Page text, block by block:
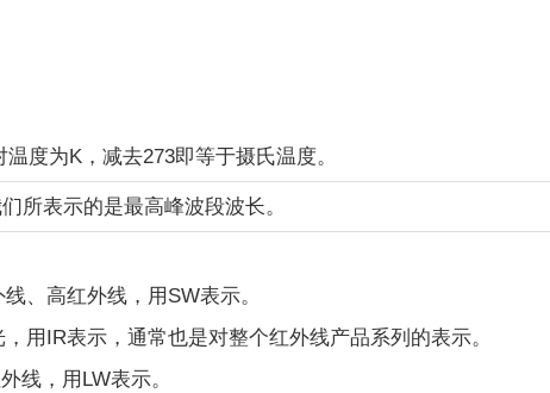
度为K，减去273即等于摄氏温度。
所表示的是最高峰波段波长。
、高红外线，用SW表示。
用IR表示，通常也是对整个红外线产品系列的表示。
线，用LW表示。